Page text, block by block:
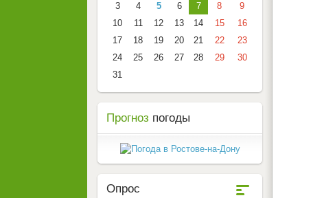
3
4 5 6 7 8
9
10
11 12 13 14 15
16
17
18 19 20 21 22
23
24
25 26 27 28 29
30
31
Прогноз погоды
Опрос